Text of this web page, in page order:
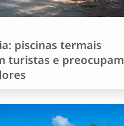
piscinas termais
turistas e preocupam